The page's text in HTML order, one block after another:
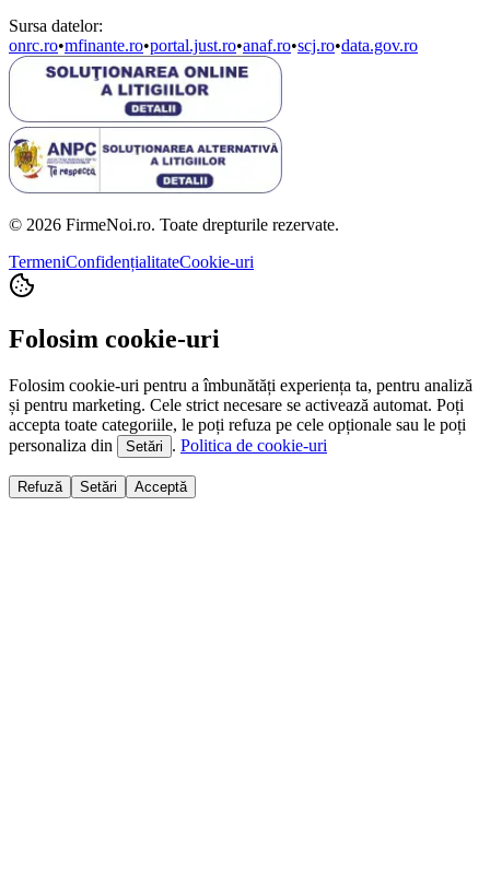
Sursa datelor:
onrc.ro•mfinante.ro•portal.just.ro•anaf.ro•scj.ro•data.gov.ro
© 2026 FirmeNoi.ro. Toate drepturile rezervate.
TermeniConfidențialitateCookie-uri
Folosim cookie-uri
Folosim cookie-uri pentru a îmbunătăți experiența ta, pentru analiză
și pentru marketing. Cele strict necesare se activează automat. Poți
accepta toate categoriile, le poți refuza pe cele opționale sau le poți
personaliza din
Setări . Politica de cookie-uri
Refuză Setări Acceptă